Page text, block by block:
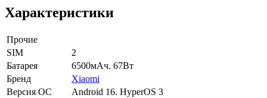
Характеристики
Прочие
SIM
2
Батарея
6500мАч. 67Вт
Бренд
Xiaomi
Версия ОС
Android 16. HyperOS 3